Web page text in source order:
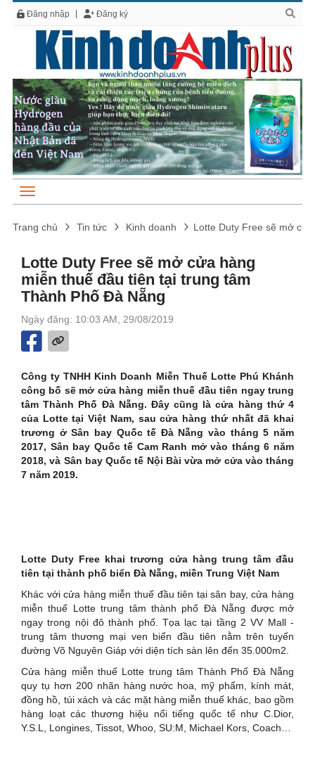
Đăng nhập Đăng ký
Trang chủ Tin tức Kinh doanh Lotte Duty Free sẽ mở
Lotte Duty Free sẽ mở cửa hàng
miễn thuế đầu tiên tại trung tâm
Thành Phố Đà Nẵng
Ngày đăng: 10:03 AM, 29/08/2019
Công ty TNHH Kinh Doanh Miễn Thuế Lotte Phú Khánh
công bố sẽ mở cửa hàng miễn thuế đầu tiên ngay trung
tâm Thành Phố Đà Nẵng. Đây cũng là cửa hàng thứ 4
của Lotte tại Việt Nam, sau cửa hàng thứ nhất đã khai
trương ở Sân bay Quốc tế Đà Nẵng vào tháng 5 năm
2017, Sân bay Quốc tế Cam Ranh mở vào tháng 6 năm
2018, và Sân bay Quốc tế Nội Bài vừa mở cửa vào tháng
7 năm 2019.
Lotte Duty Free khai trương cửa hàng trung tâm đầu
tiên tại thành phố biển Đà Nẵng, miền Trung Việt Nam
Khác với cửa hàng miễn thuế đầu tiên tại sân bay, cửa hàng
miễn thuế Lotte trung tâm thành phố Đà Nẵng được mở
ngay trong nội đô thành phố. Tọa lạc tại tầng 2 VV Mall -
trung tâm thương mại ven biển đầu tiên nằm trên tuyến
đường Võ Nguyên Giáp với diện tích sàn lên đến 35.000m2.
Cửa hàng miễn thuế Lotte trung tâm Thành Phố Đà Nẵng
quy tụ hơn 200 nhãn hàng nước hoa, mỹ phẩm, kính mát,
đồng hồ, túi xách và các mặt hàng miễn thuế khác, bao gồm
hàng loạt các thương hiệu nổi tiếng quốc tế như C.Dior,
Y.S.L, Longines, Tissot, Whoo, SU:M, Michael Kors, Coach…